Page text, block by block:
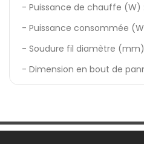
- Puissance de chauffe (W)
- Puissance consommée
- Soudure fil diamètre (mm)
- Dimension en bout de